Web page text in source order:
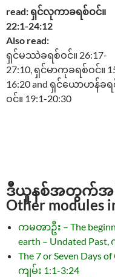
read: ရှင်လုကာခရစ်ဝင်။
22:1-24:12
Also read:
ရှင်မဿဲခရစ်ဝင်။ 26:17-
27:10, ရှင်မာကုခရစ်ဝင်။
16:20 and ရှင်ယောဟန်ခရ
ဝင်။ 19:1-20:30
ဒီယူနစ်အတွက်အခြ
Other modules
ကမၻာဦး – The
earth – Undated Past,
The 7 or Seven Days
ကျမ်း 1:1-3:24